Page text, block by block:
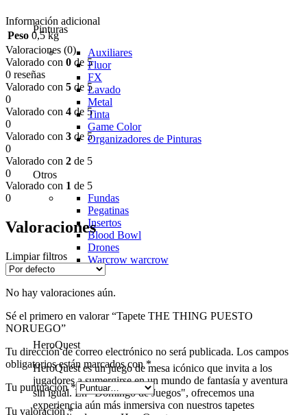
Pinturas
Auxiliares
Fluor
FX
Lavado
Metal
Tinta
Game Color
Organizadores de Pinturas
Otros
Fundas
Pegatinas
Insertos
Blood Bowl
Drones
Warcrow warcrow
HeroQuest
HeroQuest es un juego de mesa icónico que invita a los
jugadores a sumergirse en un mundo de fantasía y aventura
sin igual. En "Domingo de Juegos", ofrecemos una
experiencia aún más inmersiva con nuestros tapetes
Información adicional
Peso 0,5 kg
Valoraciones (0)
Valorado con 0 de 5
0 reseñas
Valorado con 5 de 5
0
Valorado con 4 de 5
0
Valorado con 3 de 5
0
Valorado con 2 de 5
0
Valorado con 1 de 5
0
Valoraciones
Limpiar filtros
No hay valoraciones aún.
Sé el primero en valorar “Tapete THE THING PUESTO
NORUEGO”
Tu dirección de correo electrónico no será publicada. Los campos
obligatorios están marcados con*
Tu puntuación*
Tu valoración*